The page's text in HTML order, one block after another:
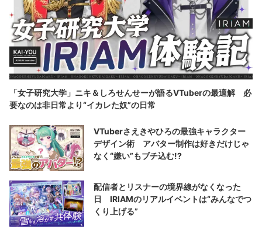
「女子研究大学」ニキ＆しろせんせーが語るVTuberの最適解 必
要なのは非日常より“イカレた奴”の日常
VTuberさえきやひろの最強キャラクター
デザイン術 アバター制作は好きだけじゃ
なく“嫌い”もブチ込む!?
配信者とリスナーの境界線がなくなった
日 IRIAMのリアルイベントは“みんなでつ
くり上げる”